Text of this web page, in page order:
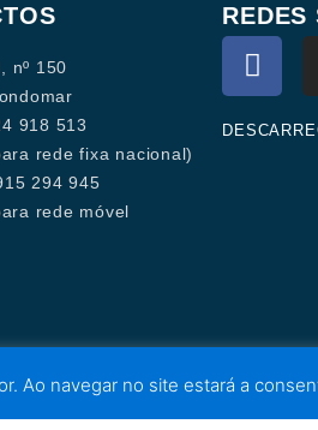
nº 150
918 513
rede fixa nacional)
294 945
rede móvel
REDES
F
a
c
e
Ao navegar no site estará a